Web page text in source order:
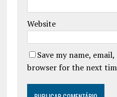
Website
Save my name,
browser for the next